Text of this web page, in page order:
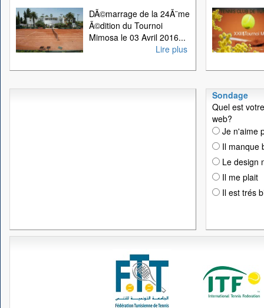
DÃ©marrage de la 24Ã¨me
Ã©dition du Tournoi
Mimosa le 03 Avril 2016...
Lire plus
Sondage
Quel est
web?
Je n'aime
Il manque
Le design
Il me plait
Il est trés